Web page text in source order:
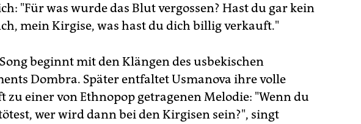
"Für was wurde das Blut vergossen? Hast du gar kein
mein Kirgise, was hast du dich billig verkauft."
beginnt mit den Klängen des usbekischen
Dombra. Später entfaltet Usmanova ihre volle
zu einer von Ethnopop getragenen Melodie: "Wenn du
wer wird dann bei den Kirgisen sein?", singt